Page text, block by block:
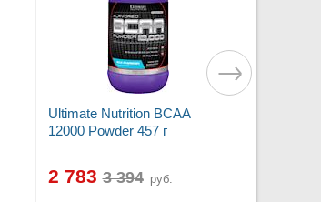
Ultimate Nutrition BCAA
12000 Powder 457 г
2 783 руб.